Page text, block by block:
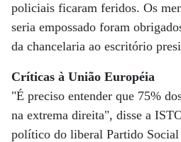
policiais ficaram feridos. Os
seria empossado foram
da chancelaria ao escritório
Críticas à União Européia
"É preciso entender que 75%
na extrema direita", disse a
político do liberal Partido Social